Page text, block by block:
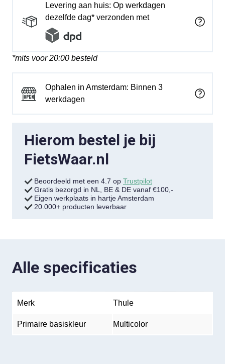
Levering aan huis: Op werkdagen
dezelfde dag* verzonden met
*mits voor 20:00 besteld
Ophalen in Amsterdam: Binnen 3
werkdagen
Hierom bestel je bij
FietsWaar.nl
Beoordeeld met een 4.7 op Trustpilot
Gratis bezorgd in NL, BE & DE vanaf €100,-
Eigen werkplaats in hartje Amsterdam
20.000+ producten leverbaar
Alle specificaties
Merk Thule
Primaire basiskleur Multicolor